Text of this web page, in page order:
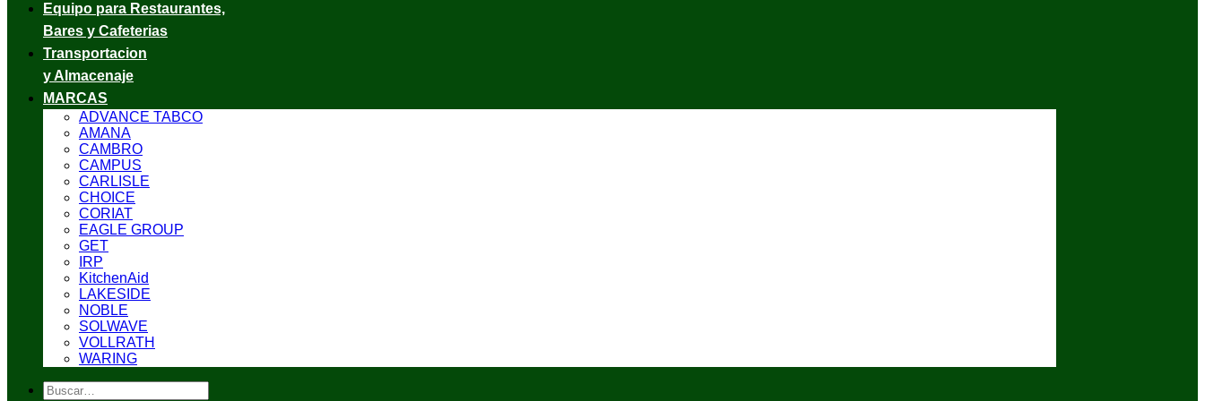
Equipo para Restaurantes,
Bares y Cafeterias
Transportacion
y Almacenaje
MARCAS
ADVANCE TABCO
AMANA
CAMBRO
CAMPUS
CARLISLE
CHOICE
CORIAT
EAGLE GROUP
GET
IRP
KitchenAid
LAKESIDE
NOBLE
SOLWAVE
VOLLRATH
WARING
Buscar